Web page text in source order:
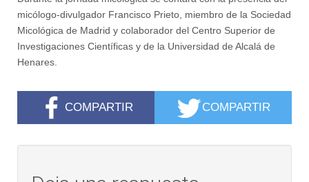
micólogo-divulgador Francisco Prieto, miembro de la Sociedad
Micológica de Madrid y colaborador del Centro Superior de
Investigaciones Científicas y de la Universidad de Alcalá de
Henares.
COMPARTIR COMPARTIR